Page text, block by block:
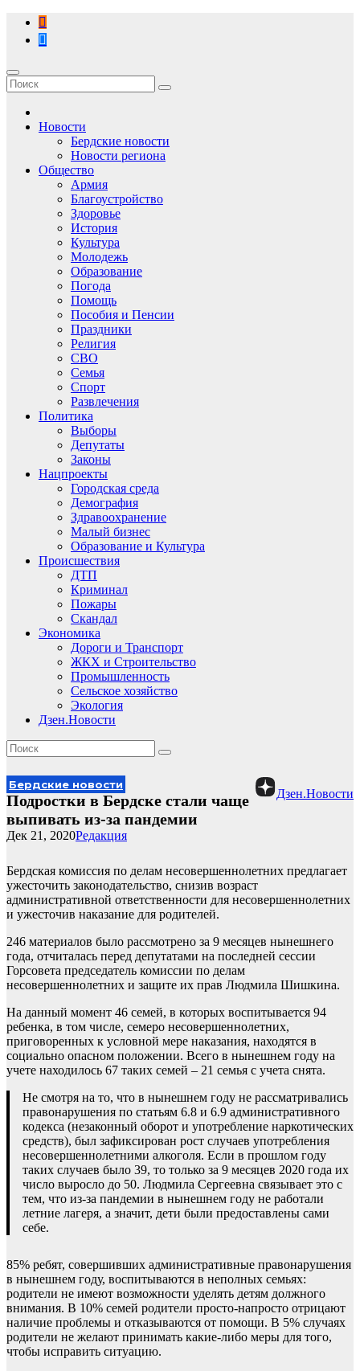
Перейти
содержимому
Новости
Бердские новости
Новости региона
Общество
Армия
Благоустройство
Здоровье
История
Культура
Молодежь
Образование
Погода
Помощь
Пособия и Пенсии
Праздники
Религия
СВО
Семья
Спорт
Развлечения
Политика
Выборы
Депутаты
Законы
Нацпроекты
Городская среда
Демография
Здравоохранение
Малый бизнес
Образование и Культура
Происшествия
ДТП
Криминал
Пожары
Скандал
Экономика
Дороги и Транспорт
ЖКХ и Строительство
Промышленность
Сельское хозяйство
Экология
Дзен.Новости
Дзен.Новости
Бердские новости
Подростки в Бердске стали чаще
выпивать из-за пандемии
Редакция
Дек 21, 2020
Бердская комиссия по делам несовершеннолетних предлагает
ужесточить законодательство, снизив возраст
административной ответственности для несовершеннолетних
и ужесточив наказание для родителей.
246 материалов было рассмотрено за 9 месяцев нынешнего
года, отчиталась перед депутатами на последней сессии
Горсовета председатель комиссии по делам
несовершеннолетних и защите их прав Людмила Шишкина.
На данный момент 46 семей, в которых воспитывается 94
ребенка, в том числе, семеро несовершеннолетних,
приговоренных к условной мере наказания, находятся в
социально опасном положении. Всего в нынешнем году на
учете находилось 67 таких семей – 21 семья с учета снята.
Не смотря на то, что в нынешнем году не рассматривались
правонарушения по статьям 6.8 и 6.9 административного
кодекса (незаконный оборот и употребление наркотических
средств), был зафиксирован рост случаев употребления
несовершеннолетними алкоголя. Если в прошлом году
таких случаев было 39, то только за 9 месяцев 2020 года их
число выросло до 50. Людмила Сергеевна связывает это с
тем, что из-за пандемии в нынешнем году не работали
летние лагеря, а значит, дети были предоставлены сами
себе.
85% ребят, совершивших административные правонарушения
в нынешнем году, воспитываются в неполных семьях:
родители не имеют возможности уделять детям должного
внимания. В 10% семей родители просто-напросто отрицают
наличие проблемы и отказываются от помощи. В 5% случаях
родители не желают принимать какие-либо меры для того,
чтобы исправить ситуацию.